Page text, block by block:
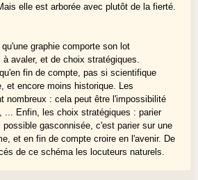
au groupe, dont la clé est la forme
les différentes formes officielles pour
la graphie classique, normalisée et
à nu, à ce retour aux sources ?
informatique (éviter la redondance
elle est arborée avec plutôt de la fierté.
graphie comporte son lot
avaler, et de choix stratégiques.
fin de compte, pas si scientifique
et encore moins historique. Les
nombreux : cela peut être l'impossibilité
... Enfin, les choix stratégiques : parier
gasconnisée, c'est parier sur une
et en fin de compte croire en l'avenir. De
de ce schéma les locuteurs naturels.